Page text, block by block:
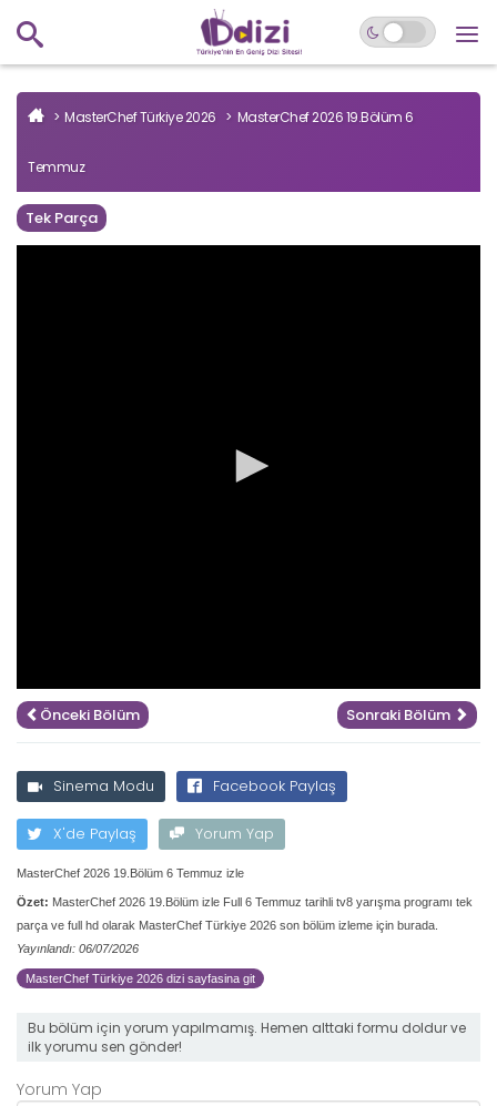
MasterChef Türkiye 2026 MasterChef 2026 19.Bölüm 6
Temmuz
Tek Parça
Önceki Bölüm Sonraki Bölüm
Sinema Modu Facebook Paylaş
X'de Paylaş Yorum Yap
MasterChef 2026 19.Bölüm 6 Temmuz izle
Özet: MasterChef 2026 19.Bölüm izle Full 6 Temmuz tarihli tv8 yarışma programı tek
parça ve full hd olarak MasterChef Türkiye 2026 son bölüm izleme için burada.
Yayınlandı: 06/07/2026
MasterChef Türkiye 2026 dizi sayfasina git
Bu bölüm için yorum yapılmamış. Hemen alttaki formu doldur ve
ilk yorumu sen gönder!
Yorum Yap